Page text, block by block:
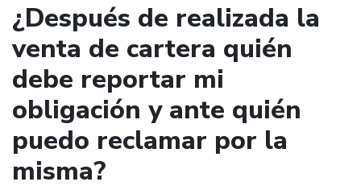
¿Después de realizada la
venta de cartera quién
debe reportar mi
obligación y ante quién
puedo reclamar por la
misma?